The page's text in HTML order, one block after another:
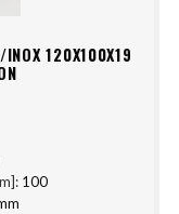
INOX 120X100X19
100